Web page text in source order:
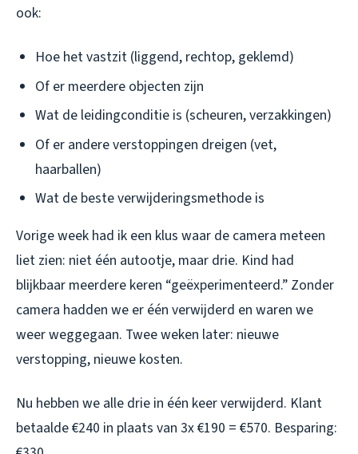
ook:
Hoe het vastzit (liggend, rechtop, geklemd)
Of er meerdere objecten zijn
Wat de leidingconditie is (scheuren, verzakkingen)
Of er andere verstoppingen dreigen (vet,
haarballen)
Wat de beste verwijderingsmethode is
Vorige week had ik een klus waar de camera meteen
liet zien: niet één autootje, maar drie. Kind had
blijkbaar meerdere keren “geëxperimenteerd.” Zonder
camera hadden we er één verwijderd en waren we
weer weggegaan. Twee weken later: nieuwe
verstopping, nieuwe kosten.
Nu hebben we alle drie in één keer verwijderd. Klant
betaalde €240 in plaats van 3x €190 = €570. Besparing: